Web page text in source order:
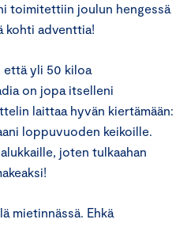
toimitettiin joulun hengessä
kohti adventtia!
että yli 50 kiloa
on jopa itselleni
laittaa hyvän kiertämään:
loppuvuoden keikoille.
joten tulkaahan
mietinnässä. Ehkä